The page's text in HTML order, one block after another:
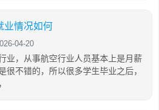
业情况如何
04-20
业，从事航空行业人员基本上是月薪
很不错的，所以很多学生毕业之后，